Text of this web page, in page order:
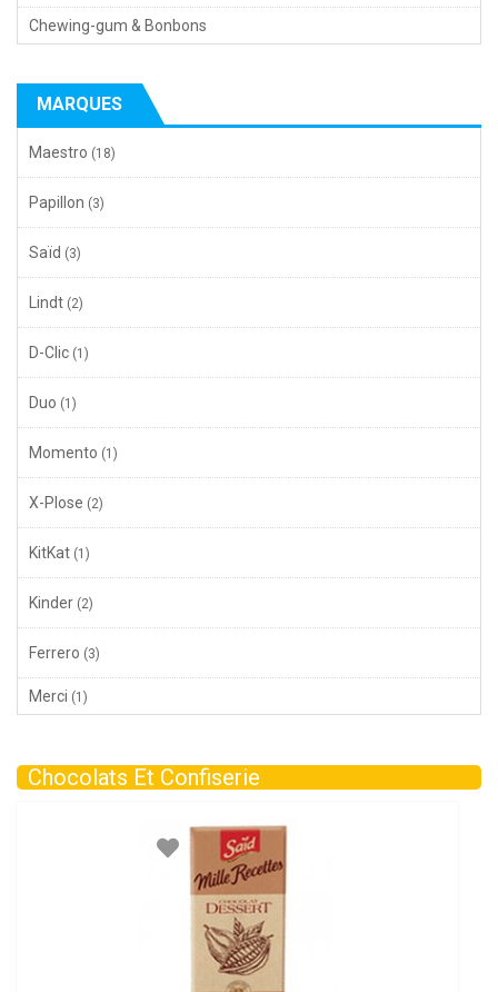
Chewing-gum & Bonbons
MARQUES
Maestro (18)
Papillon (3)
Saïd (3)
Lindt (2)
D-Clic (1)
Duo (1)
Momento (1)
X-Plose (2)
KitKat (1)
Kinder (2)
Ferrero (3)
Merci (1)
Chocolats Et Confiserie